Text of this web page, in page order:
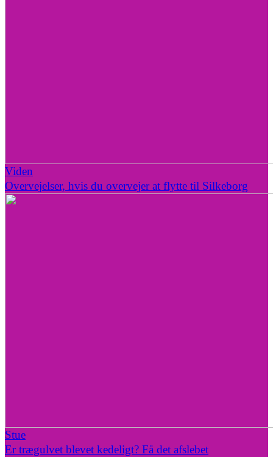
Viden
Overvejelser, hvis du overvejer at flytte til Silkeborg
Stue
Er trægulvet blevet kedeligt? Få det afslebet